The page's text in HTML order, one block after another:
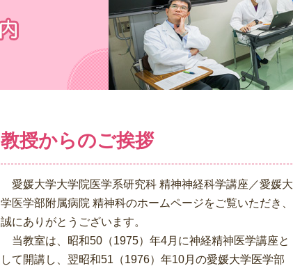
教授からのご挨拶
愛媛大学大学院医学系研究科 精神神経科学講座／愛媛大
学医学部附属病院 精神科のホームページをご覧いただき、
誠にありがとうございます。
当教室は、昭和50（1975）年4月に神経精神医学講座と
して開講し、翌昭和51（1976）年10月の愛媛大学医学部